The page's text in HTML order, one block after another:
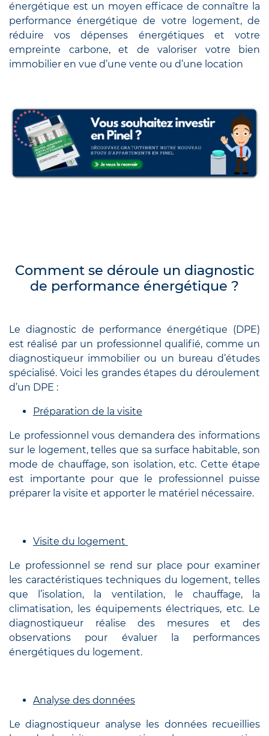
énergétique est un moyen efficace de connaître la
performance énergétique de votre logement, de
réduire vos dépenses énergétiques et votre
empreinte carbone, et de valoriser votre bien
immobilier en vue d’une vente ou d’une location
Comment se déroule un diagnostic
de performance énergétique ?
Le diagnostic de performance énergétique (DPE)
est réalisé par un professionnel qualifié, comme un
diagnostiqueur immobilier ou un bureau d’études
spécialisé. Voici les grandes étapes du déroulement
d’un DPE :
Préparation de la visite
Le professionnel vous demandera des informations
sur le logement, telles que sa surface habitable, son
mode de chauffage, son isolation, etc. Cette étape
est importante pour que le professionnel puisse
préparer la visite et apporter le matériel nécessaire.
Visite du logement
Le professionnel se rend sur place pour examiner
les caractéristiques techniques du logement, telles
que l’isolation, la ventilation, le chauffage, la
climatisation, les équipements électriques, etc. Le
diagnostiqueur réalise des mesures et des
observations pour évaluer la performances
énergétiques du logement.
Analyse des données
Le diagnostiqueur analyse les données recueillies